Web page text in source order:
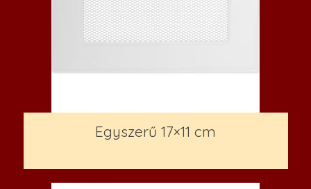
Egyszerű 17×11 cm